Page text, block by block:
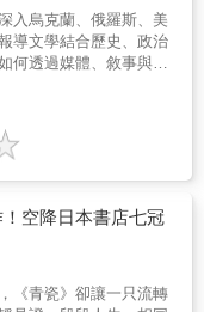
所未有的高峰。
機遇。敘事風格的
》有了更多文
興的經
》也同時復刻重
《猴杯》的導讀中
的作品對於「全球
。這表示張貴興的
更大的全球框架下
對話，也能為普世
眺望的角度。如今
拼貼畫藝術家江口
然不同的創作風
王」交換身體前後
的恐龍世界，由
富有張力的水彩
魚「抖抖」生活的
她先以親手雕刻的
力顏料為紙張上
奴隸〉。這一篇同
約恩的幽默與坦誠
以因為掃地這樣的
我讀到這裡總是會
，他分享的那些忿
，讓我
穫，是〈茶席〉這
杯子」這個故事，
入烏克蘭、俄羅斯、美
導文學結合歷史、政治
何透過媒體、敘事與宣
共對話也將隨之動搖。
霧，看見這場仍在發
戰爭。
空降日本書店七冠
《青瓷》卻讓一只流轉